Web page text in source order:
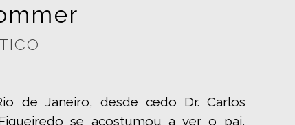
de Janeiro, desde cedo Dr. Carlos
se acostumou a ver o pai,